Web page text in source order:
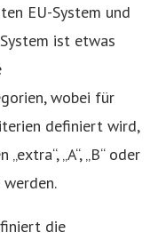
EU-System und
ist etwas
wobei für
definiert wird,
„A“, „B“ oder
die